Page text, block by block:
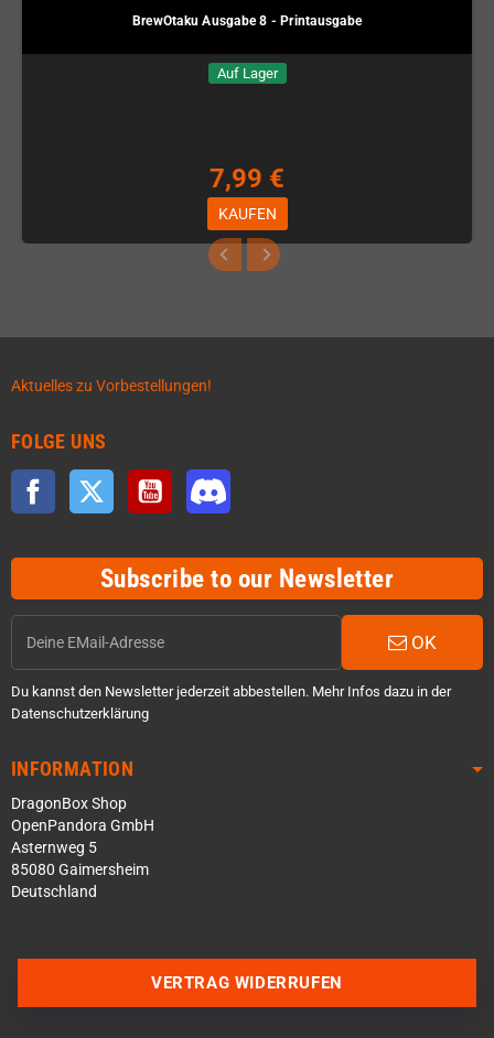
BrewOtaku Ausgabe 8 - Printausgabe
Auf Lager
7,99 €
KAUFEN
Aktuelles zu Vorbestellungen!
FOLGE UNS
Facebook Twitter YouTube
Subscribe to our Newsletter
OK
Du kannst den Newsletter jederzeit abbestellen. Mehr Infos dazu in der
Datenschutzerklärung
INFORMATION
DragonBox Shop
OpenPandora GmbH
Asternweg 5
85080 Gaimersheim
Deutschland
Über WhatsApp schreiben
VERTRAG WIDERRUFEN